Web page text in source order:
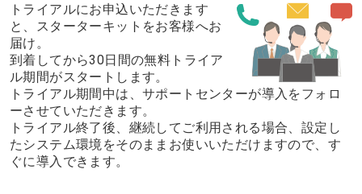
トライアルにお申込いただきます
と、スターターキットをお客様へお
届け。
到着してから30日間の無料トライア
ル期間がスタートします。
トライアル期間中は、サポートセンターが導入をフォロ
ーさせていただきます。
トライアル終了後、継続してご利用される場合、設定し
たシステム環境をそのままお使いいただけますので、す
ぐに導入できます。